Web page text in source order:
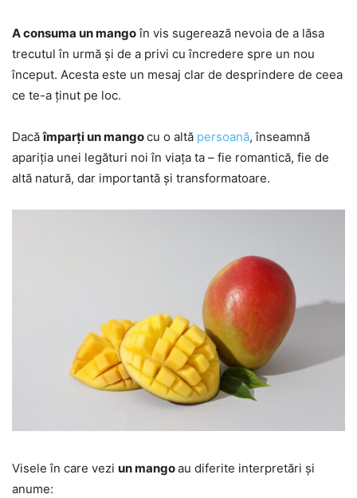
A consuma un mangoîn vis sugerează nevoia de a lăsa
trecutul în urmă și de a privi cu încredere spre un nou
început. Acesta este un mesaj clar de desprindere de ceea
ce te-a ținut pe loc.
Dacăîmparți un mangocu o altă persoană, înseamnă
apariția unei legături noi în viața ta – fie romantică, fie de
altă natură, dar importantă și transformatoare.
Visele în care vezi un mangoau diferite interpretări și
anume: